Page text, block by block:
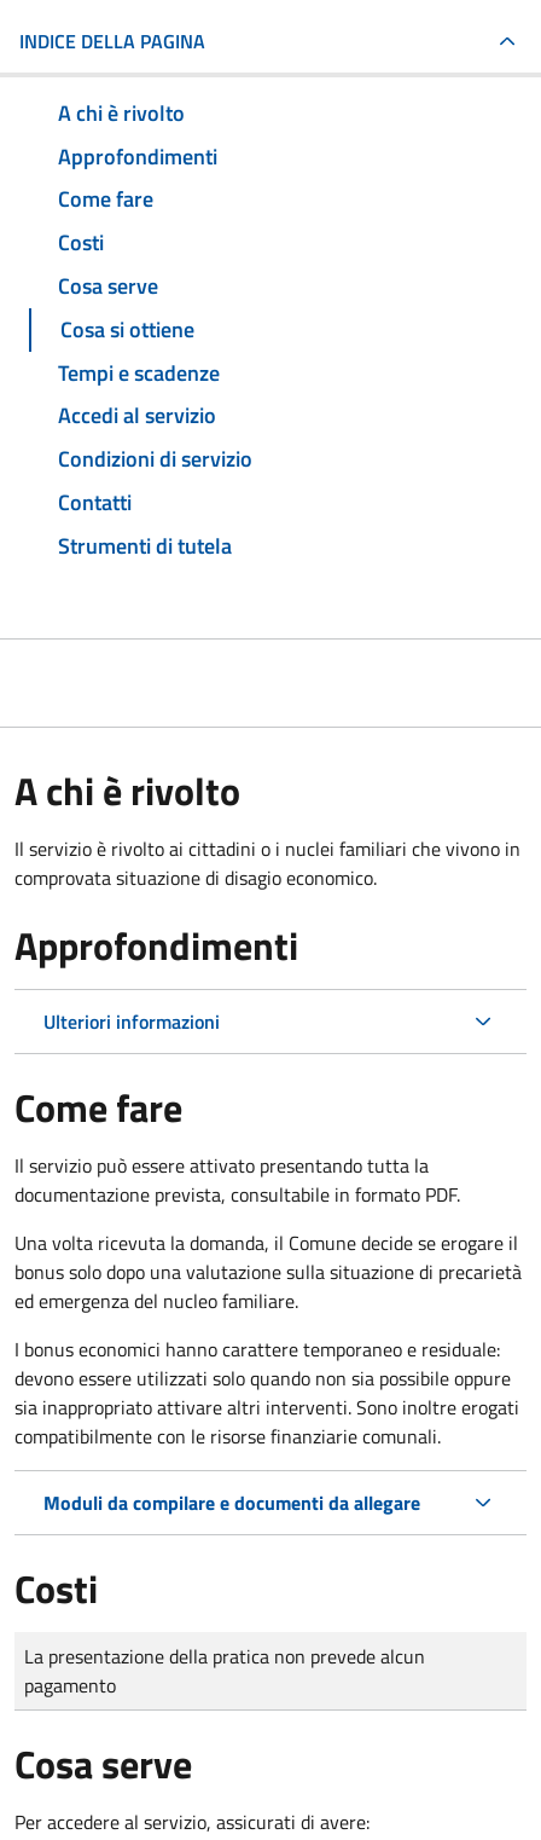
INDICE DELLA PAGINA
A chi è rivolto
Approfondimenti
Come fare
Costi
Cosa serve
Cosa si ottiene
Tempi e scadenze
Accedi al servizio
Condizioni di servizio
Contatti
Strumenti di tutela
A chi è rivolto
Il servizio è rivolto ai cittadini o i nuclei familiari che vivono in
comprovata situazione di disagio economico.
Approfondimenti
Ulteriori informazioni
Come fare
Il servizio può essere attivato presentando tutta la
documentazione prevista, consultabile in formato PDF.
Una volta ricevuta la domanda, il Comune decide se erogare il
bonus solo dopo una valutazione sulla situazione di precarietà
ed emergenza del nucleo familiare.
I bonus economici hanno carattere temporaneo e residuale:
devono essere utilizzati solo quando non sia possibile oppure
sia inappropriato attivare altri interventi. Sono inoltre erogati
compatibilmente con le risorse finanziarie comunali.
Moduli da compilare e documenti da allegare
Costi
Tipo di pagamento
Importo
La presentazione della pratica non prevede alcun
pagamento
Cosa serve
Per accedere al servizio, assicurati di avere: